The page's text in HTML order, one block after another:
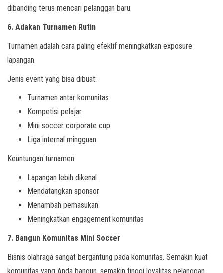
dibanding terus mencari pelanggan baru.
6. Adakan Turnamen Rutin
Turnamen adalah cara paling efektif meningkatkan exposure
lapangan.
Jenis event yang bisa dibuat:
Turnamen antar komunitas
Kompetisi pelajar
Mini soccer corporate cup
Liga internal mingguan
Keuntungan turnamen:
Lapangan lebih dikenal
Mendatangkan sponsor
Menambah pemasukan
Meningkatkan engagement komunitas
7. Bangun Komunitas Mini Soccer
Bisnis olahraga sangat bergantung pada komunitas. Semakin kuat
komunitas yang Anda bangun, semakin tinggi loyalitas pelanggan.